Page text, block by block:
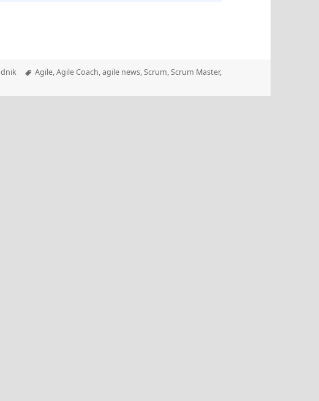
Tagi
Agile,Agile Coach,agile news,Scrum,Scrum Master,
Przewodnik – 06.06.2022